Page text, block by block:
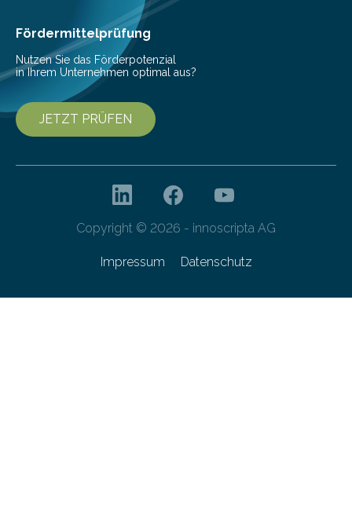
Fördermittelprüfung
Nutzen Sie das Förderpotenzial
in Ihrem Unternehmen optimal aus?
JETZT PRÜFEN
Copyright © 2026 - innoscripta AG
Impressum Datenschutz